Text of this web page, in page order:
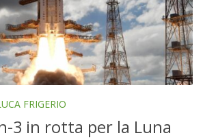
FRIGERIO
3 in rotta per la Luna